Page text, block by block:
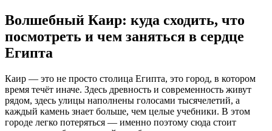
Волшебный Каир: куда сходить, что
посмотреть и чем заняться в сердце
Египта
Каир — это не просто столица Египта, это город, в котором
время течёт иначе. Здесь древность и современность живут
рядом, здесь улицы наполнены голосами тысячелетий, а
каждый камень знает больше, чем целые учебники. В этом
городе легко потеряться — именно поэтому сюда стоит